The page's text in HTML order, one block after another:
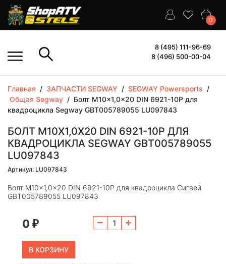
0
8 (495) 111-96-69
8 (496) 500-00-04
Главная / ЗАПЧАСТИ SEGWAY / SEGWAY Powersports /
Общая Segway / Болт M10x1,0x20 DIN 6921-10P для
квадроцикла Segway GBT005789055 LU097843
БОЛТ M10X1,0X20 DIN 6921-10P ДЛЯ
КВАДРОЦИКЛА SEGWAY GBT005789055
LU097843
Артикул: LU097843
Болт M10x1,0x20 DIN 6921-10P для квадроцикла Сигвей
GBT005789055 LU097843
0 ₽